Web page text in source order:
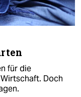
für die
Doch